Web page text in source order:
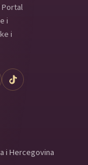
Portal
i
i
Hercegovina